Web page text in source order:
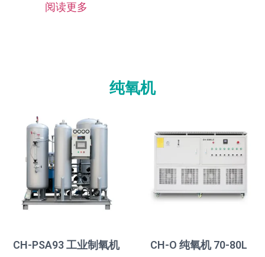
阅读更多
纯氧机
CH-PSA93 工业制氧机 CH-O 纯氧机 70-80L